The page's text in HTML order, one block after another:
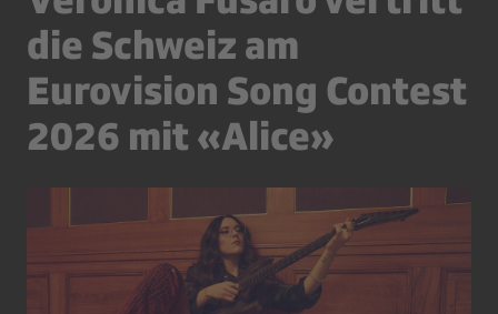
die Schweiz am
Eurovision Song Contest
2026 mit «Alice»